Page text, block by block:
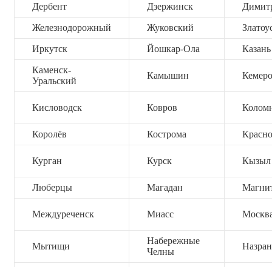
Дербент Дзержинск
Железнодорожный Жуковский
Иркутск Йошкар-Ола Казань
Каменск-
Уральский
Камышин
Кисловодск Ковров
Королёв Кострома
Курган Курск Кызыл
Люберцы Магадан
Междуреченск Миасс
Мытищи
Набережные
Челны